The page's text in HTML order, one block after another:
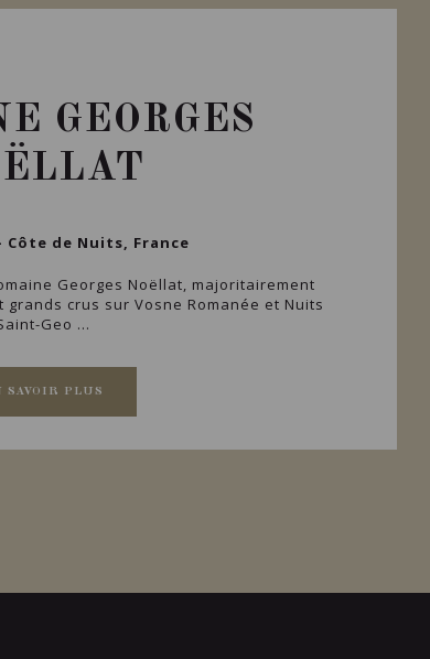
GEORGES
Côte de Nuits, France
Georges Noëllat, majoritairement
crus sur Vosne Romanée et Nuits
Geo ...
SAVOIR PLUS